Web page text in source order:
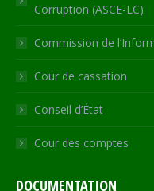
Corruption (ASCE-LC)
Commission de
Cour de cassation
Conseil d’État
Cour des comptes
DOCUMENTATION